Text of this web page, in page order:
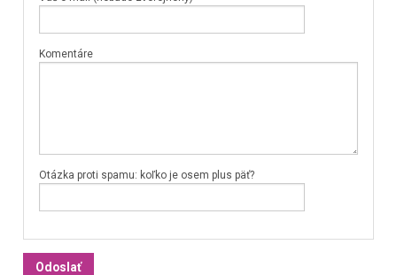
Komentáre
Otázka proti spamu: koľko je osem plus päť?